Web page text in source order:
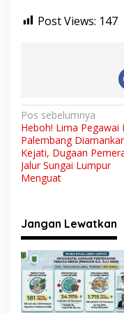
Post Views: 147
N
a
v
i
a
s
i
p
o
Pos sebelumnya
Heboh! Lima Pegawai
Palembang
Kejati, Dugaan
Jalur Sungai Lumpur
Menguat
Jangan Lewatkan